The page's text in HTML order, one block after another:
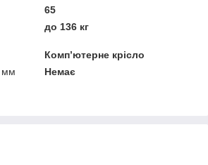
65
до 136 кг
Компʼютерне крісло
мм
Немає